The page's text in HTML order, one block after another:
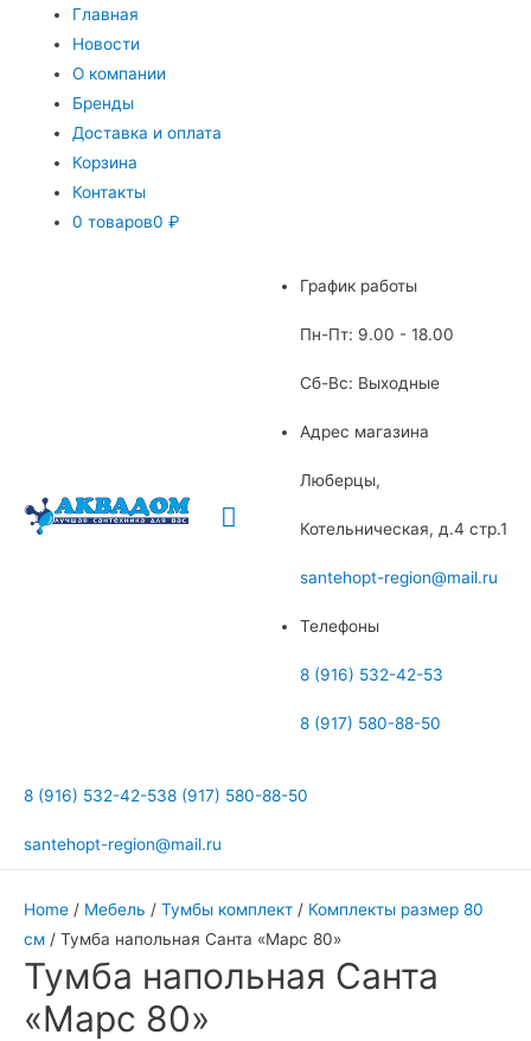
Главная
Новости
О компании
Бренды
Доставка и оплата
Корзина
Контакты
0 товаров0 ₽
Главное
График работы
Пн-Пт: 9.00 - 18.00
Сб-Вс: Выходные
Адрес магазина
Люберцы,
Котельническая, д.4 стр.1
santehopt-region@mail.ru
Телефоны
8 (916) 532-42-53
8 (917) 580-88-50
8 (916) 532-42-538 (917) 580-88-50
santehopt-region@mail.ru
Home / Мебель / Тумбы комплект / Комплекты размер 80
см / Тумба напольная Санта «Марс 80»
Тумба напольная Санта
«Марс 80»